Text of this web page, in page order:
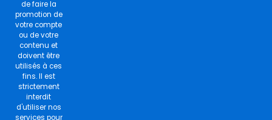
de faire la
promotion de
votre compte
ou de votre
contenu et
doivent être
utilisés à ces
fins. Il est
strictement
interdit
d'utiliser nos
services pour